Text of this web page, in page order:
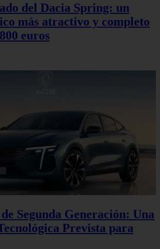
del Dacia Spring: un
más atractivo y completo
euros
Segunda Generación: Una
Prevista para